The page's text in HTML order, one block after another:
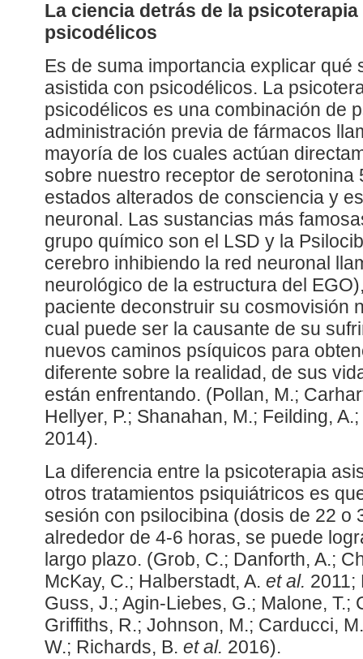
La ciencia detrás de la
psicodélicos
Es de suma importancia explicar qué
asistida con psicodélicos. La
psicodélicos es una combinación de
administración previa de fármacos
mayoría de los cuales actúan
sobre nuestro receptor de serotonina
estados alterados de consciencia y
neuronal. Las sustancias más
grupo químico son el LSD y la
cerebro inhibiendo la red neuronal
neurológico de la estructura del
paciente deconstruir su cosmovisión
cual puede ser la causante de su
nuevos caminos psíquicos para
diferente sobre la realidad, de sus
están enfrentando. (Pollan, M.;
Hellyer, P.; Shanahan, M.; Feilding,
2014).
La diferencia entre la psicoterapia
otros tratamientos psiquiátricos es
sesión con psilocibina (dosis de 22 o
alrededor de 4-6 horas, se puede
largo plazo. (Grob, C.; Danforth, A.;
McKay, C.; Halberstadt, A. et al. 2011;
Guss, J.; Agin-Liebes, G.; Malone, T.;
Griffiths, R.; Johnson, M.; Carducci,
W.; Richards, B. et al. 2016).